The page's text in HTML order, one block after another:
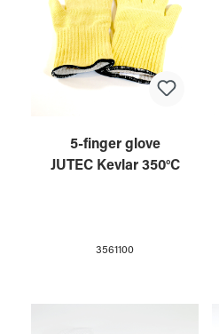
5-finger glove
JUTEC Kevlar 350°C
3561100